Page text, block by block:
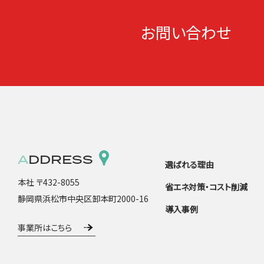
お問い合わせ
ADDRESS
本社 〒432-8055
静岡県浜松市中央区卸本町2000-16
事業所はこちら
選ばれる理由
省エネ対策・コスト削減
導入事例